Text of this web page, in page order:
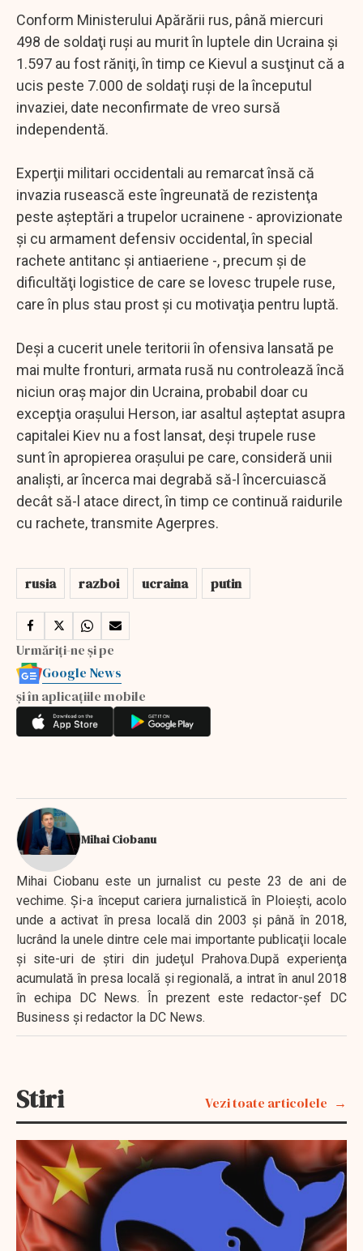
Conform Ministerului Apărării rus, până miercuri
498 de soldaţi ruşi au murit în luptele din Ucraina şi
1.597 au fost răniţi, în timp ce Kievul a susţinut că a
ucis peste 7.000 de soldaţi ruşi de la începutul
invaziei, date neconfirmate de vreo sursă
independentă.
Experţii militari occidentali au remarcat însă că
invazia rusească este îngreunată de rezistenţa
peste aşteptări a trupelor ucrainene - aprovizionate
şi cu armament defensiv occidental, în special
rachete antitanc şi antiaeriene -, precum şi de
dificultăţi logistice de care se lovesc trupele ruse,
care în plus stau prost şi cu motivaţia pentru luptă.
Deşi a cucerit unele teritorii în ofensiva lansată pe
mai multe fronturi, armata rusă nu controlează încă
niciun oraş major din Ucraina, probabil doar cu
excepţia oraşului Herson, iar asaltul aşteptat asupra
capitalei Kiev nu a fost lansat, deşi trupele ruse
sunt în apropierea oraşului pe care, consideră unii
analişti, ar încerca mai degrabă să-l încercuiască
decât să-l atace direct, în timp ce continuă raidurile
cu rachete, transmite Agerpres.
rusia razboi ucraina putin
Urmăriți-ne și pe
Google News
și în aplicațiile mobile
Mihai Ciobanu
Mihai Ciobanu este un jurnalist cu peste 23 de ani de
vechime. Şi-a început cariera jurnalistică în Ploieşti, acolo
unde a activat în presa locală din 2003 şi până în 2018,
lucrând la unele dintre cele mai importante publicaţii locale
şi site-uri de ştiri din judeţul Prahova.După experienţa
acumulată în presa locală şi regională, a intrat în anul 2018
în echipa DC News. În prezent este redactor-şef DC
Business şi redactor la DC News.
Stiri Vezi toate articolele